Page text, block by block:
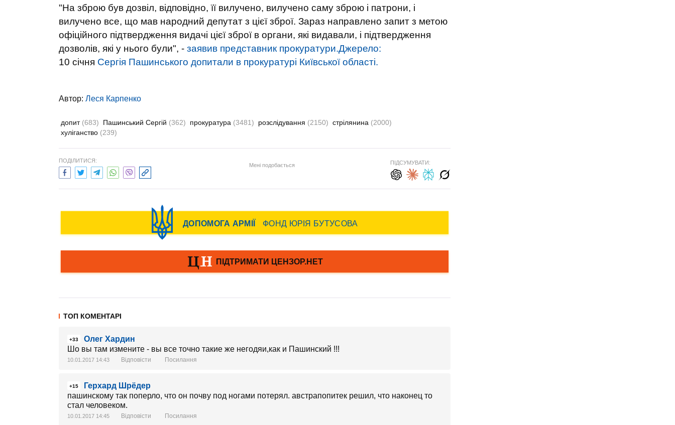
"На зброю був дозвіл, відповідно, її вилучено, вилучено саму зброю і патрони, і
вилучено все, що мав народний депутат з цієї зброї. Зараз направлено запит з метою
офіційного підтвердження видачі цієї зброї в органи, які видавали, і підтвердження
дозволів, які у нього були", - заявив представник прокуратури.Джерело:
10 січня Сергія Пашинського допитали в прокуратурі Київської області.
Автор: Леся Карпенко
допит (683) Пашинський Сергій (362) прокуратура (3481) розслідування (2150) стрілянина (2000)
хуліганство (239)
ПОДІЛИТИСЯ:
Мені подобається ПІДСУМУВАТИ:
ТОП КОМЕНТАРІ
+33
Олег Хардин
Шо вы там измените - вы все точно такие же негодяи,как и Пашинский !!!
10.01.2017 14:43 Відповісти Посилання
+15
Герхард Шрёдер
пашинскому так поперло, что он почву под ногами потерял. австрапопитек решил, что наконец то
стал человеком.
10.01.2017 14:45 Відповісти Посилання